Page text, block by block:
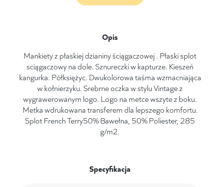
Opis
Mankiety z płaskiej dzianiny ściągaczowej . Płaski splot
sciągaczowy na dole. Sznureczki w kapturze. Kieszeń
kangurka. Półksiężyc. Dwukolorowa taśma wzmacniająca
w kołnierzyku. Srebrne oczka w stylu Vintage z
wygrawerowanym logo. Logo na metce wszyte z boku.
Metka wdrukowana transferem dla lepszego komfortu.
Splot French Terry50% Bawełna, 50% Poliester, 285
g/m2.
Specyfikacja